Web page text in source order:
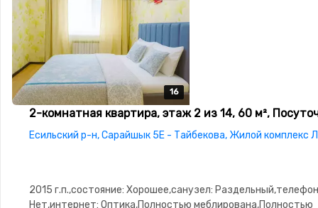
16
16
16
16
16
2-комнатная квартира, этаж 2 из 14, 60 м²,
Есильский р-н, Сарайшык 5Е - Тайбекова, Жилой комплекс
2015 г.п.,состояние: Хорошее,санузел:
Нет,интернет: Оптика,Полностью меблирована,Полностью